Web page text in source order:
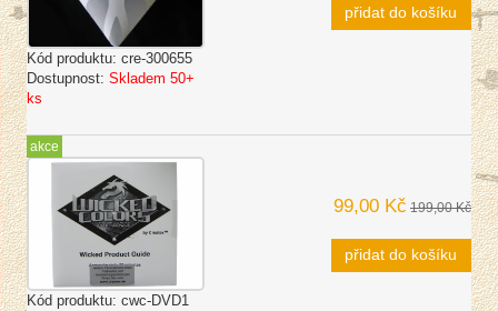
Kód produktu: cre-300655
Dostupnost: Skladem 50+
ks
přidat do košíku
Kód produktu: cwc-DVD1
99,00 Kč 199,00 Kč
přidat do košíku
akce